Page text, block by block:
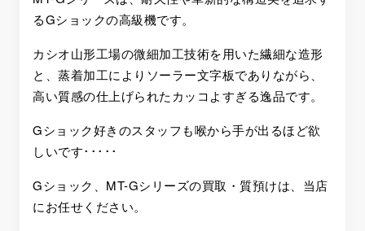
るGショックの高級機です。
カシオ山形工場の微細加工技術を用いた繊細な造形
と、蒸着加工によりソーラー文字板でありながら、
高い質感の仕上げられたカッコよすぎる逸品です。
Gショック好きのスタッフも喉から手が出るほど欲
しいです･････
Gショック、MT-Gシリーズの買取・質預けは、当店
にお任せください。